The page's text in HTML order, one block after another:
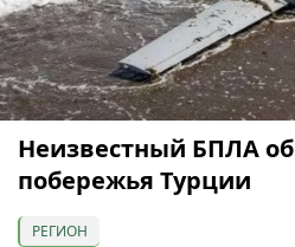
Неизвестный БПЛА
побережья Турции
РЕГИОН